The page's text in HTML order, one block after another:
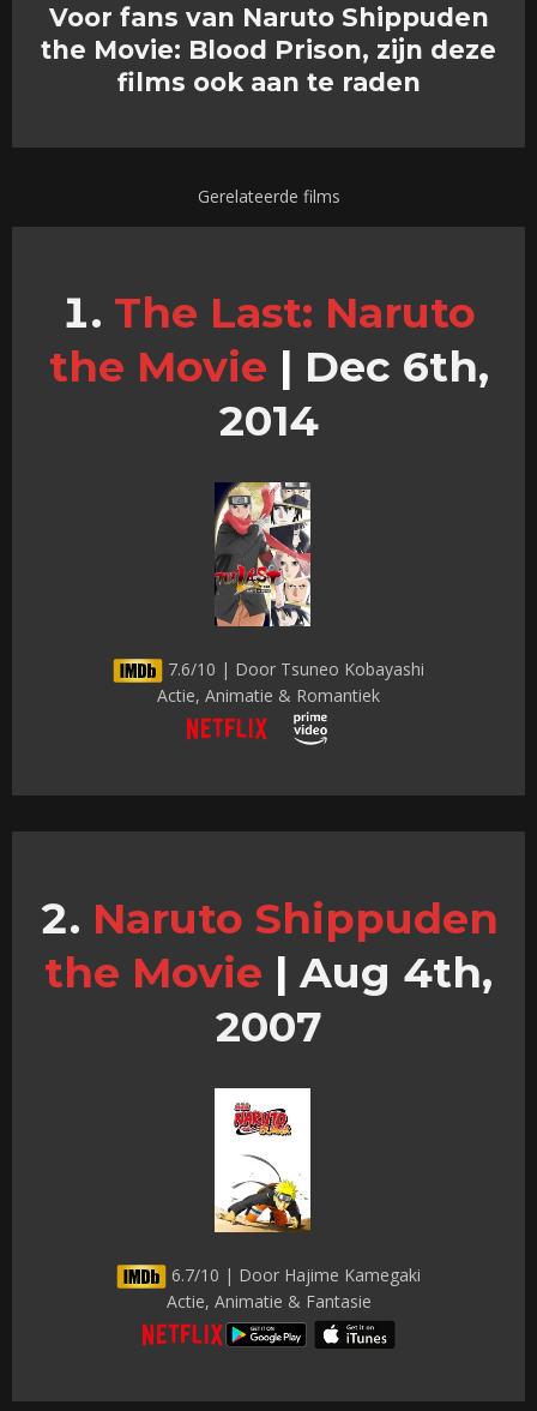
Voor fans van Naruto Shippuden
the Movie: Blood Prison, zijn deze
films ook aan te raden
Gerelateerde films
The Last: Naruto
the Movie | Dec 6th,
2014
7.6/10 | Door Tsuneo Kobayashi
Actie, Animatie & Romantiek
Naruto Shippuden
the Movie | Aug 4th,
2007
6.7/10 | Door Hajime Kamegaki
Actie, Animatie & Fantasie